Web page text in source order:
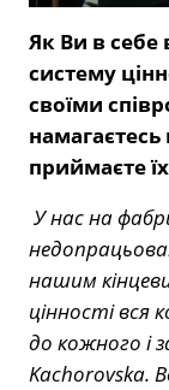
Як Ви в себе
систему
своїми
намагаєтесь
приймаєте
У нас на
нашим
цінності вся
до кожного і
Kachorovska.